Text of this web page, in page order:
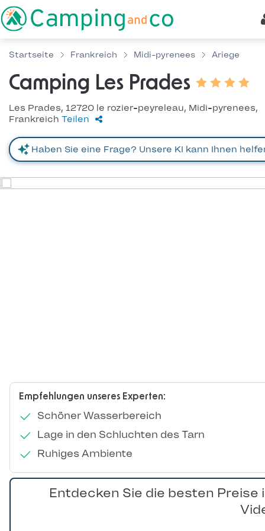
Startseite Frankreich Midi-pyrenees Ariege
Camping Les Prades
Les Prades, 12720 le rozier-peyreleau, Midi-pyrenees,
Frankreich Teilen
Empfehlungen unseres Experten:
Schöner Wasserbereich
Lage in den Schluchten des Tarn
Ruhiges Ambiente
Entdecken Sie die besten Preise